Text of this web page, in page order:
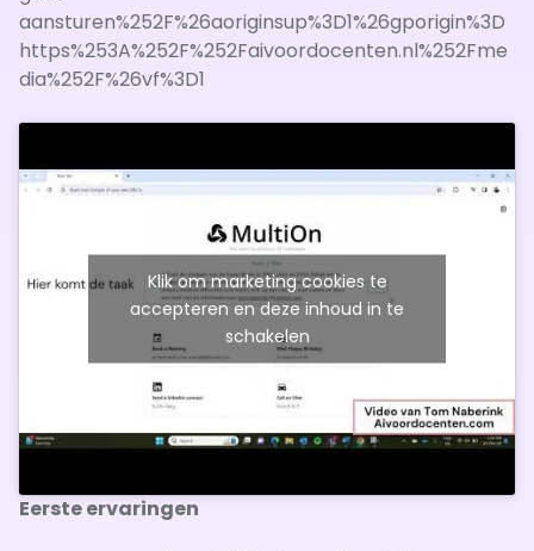
aansturen%252F%26aoriginsup%3D1%26gporigin%3D
https%253A%252F%252Faivoordocenten.nl%252Fme
dia%252F%26vf%3D1
Klik om marketing cookies te
accepteren en deze inhoud in te
schakelen
Eerste ervaringen